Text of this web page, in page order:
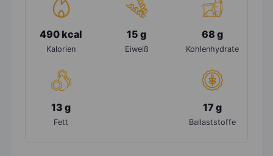
490 kcal
Kalorien
15 g
Eiweiß
68 g
Kohlenhydrate
13 g
Fett
17 g
Ballaststoffe